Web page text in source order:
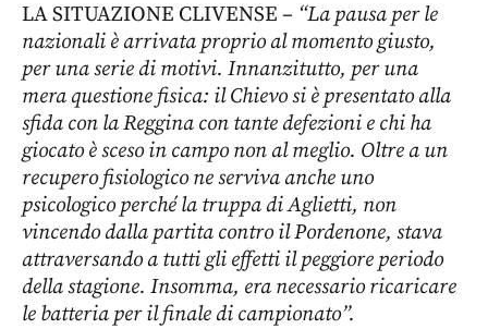
LA SITUAZIONE CLIVENSE – “La pausa per le
nazionali è arrivata proprio al momento giusto,
per una serie di motivi. Innanzitutto, per una
mera questione fisica: il Chievo si è presentato alla
sfida con la Reggina con tante defezioni e chi ha
giocato è sceso in campo non al meglio. Oltre a un
recupero fisiologico ne serviva anche uno
psicologico perché la truppa di Aglietti, non
vincendo dalla partita contro il Pordenone, stava
attraversando a tutti gli effetti il peggiore periodo
della stagione. Insomma, era necessario ricaricare
le batteria per il finale di campionato”.